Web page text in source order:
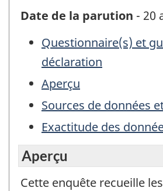
Date de la parution - 20
Questionnaire(s) et
déclaration
Aperçu
Sources de données
Exactitude des
Aperçu
Cette enquête recueille